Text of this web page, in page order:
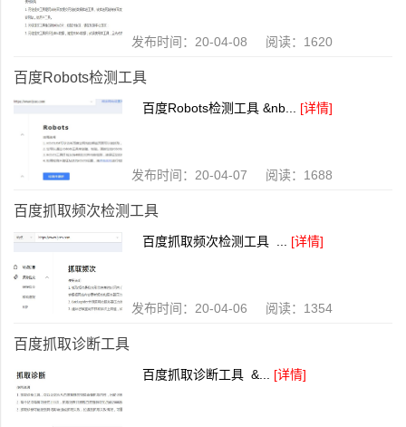
发布时间：20-04-08 阅读：1620
百度Robots检测工具
百度Robots检测工具 &nb... [详情]
发布时间：20-04-07 阅读：1688
百度抓取频次检测工具
百度抓取频次检测工具 ... [详情]
发布时间：20-04-06 阅读：1354
百度抓取诊断工具
百度抓取诊断工具 &... [详情]